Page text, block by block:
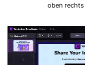
oben rechts